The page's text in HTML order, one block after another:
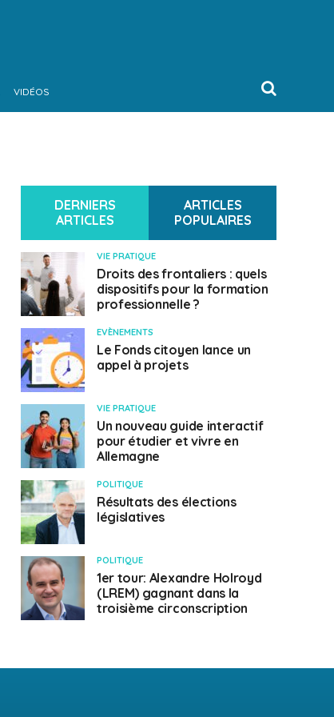
VIDÉOS
DERNIERS
ARTICLES
ARTICLES
POPULAIRES
VIE PRATIQUE
Droits des frontaliers : quels
dispositifs pour la formation
professionnelle ?
EVÈNEMENTS
Le Fonds citoyen lance un
appel à projets
VIE PRATIQUE
Un nouveau guide interactif
pour étudier et vivre en
Allemagne
POLITIQUE
Résultats des élections
législatives
POLITIQUE
1er tour: Alexandre Holroyd
(LREM) gagnant dans la
troisième circonscription